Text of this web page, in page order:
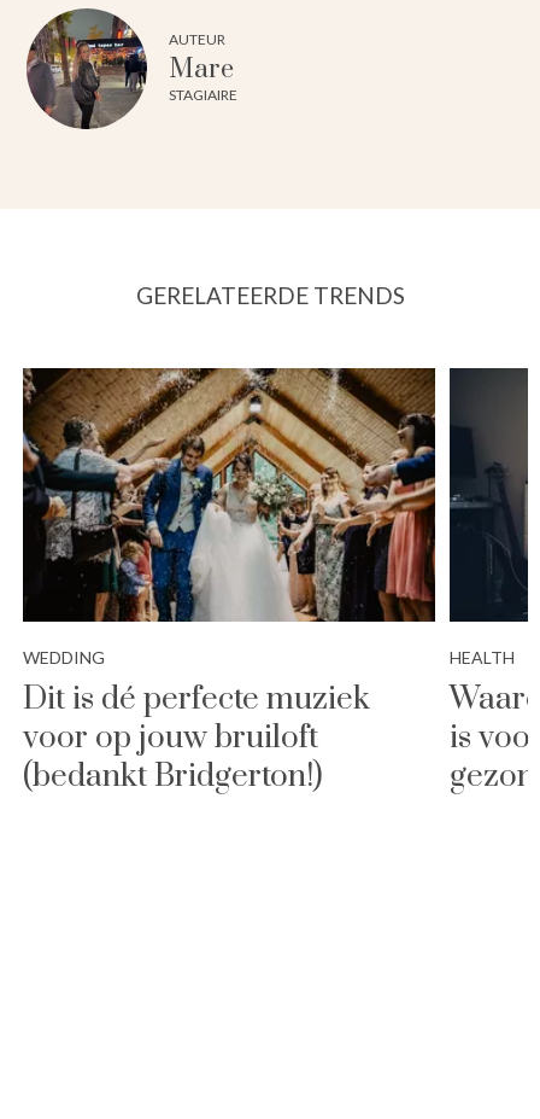
AUTEUR
Mare
STAGIAIRE
GERELATEERDE TRENDS
WEDDING
Dit is dé perfecte muziek
voor op jouw bruiloft
(bedankt Bridgerton!)
HEALTH
is